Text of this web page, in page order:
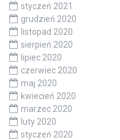
styczeń 2021
grudzień 2020
listopad 2020
sierpień 2020
lipiec 2020
czerwiec 2020
maj 2020
kwiecień 2020
marzec 2020
luty 2020
styczeń 2020